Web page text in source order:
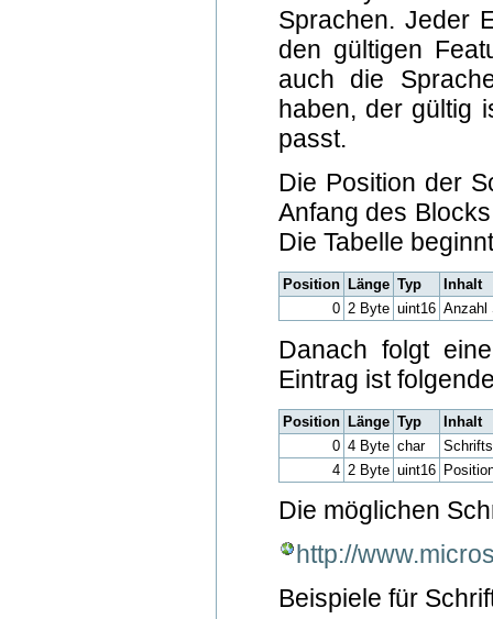
Sprachen. Jeder
den gültigen
auch die
haben, der gültig
passt.
Die Position der
Anfang des
Die Tabelle
Position Länge Typ
Inhalt
0 2 Byte uint16 Anzahl
Danach folgt
Eintrag ist
Position Länge Typ
Inhalt
0 4 Byte char
4 2 Byte uint16
Die möglichen
http://
Beispiele für